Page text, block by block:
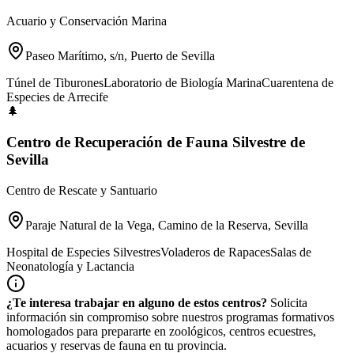
Acuario y Conservación Marina
Paseo Marítimo, s/n, Puerto de Sevilla
Túnel de TiburonesLaboratorio de Biología MarinaCuarentena de
Especies de Arrecife
🌲
Centro de Recuperación de Fauna Silvestre de
Sevilla
Centro de Rescate y Santuario
Paraje Natural de la Vega, Camino de la Reserva, Sevilla
Hospital de Especies SilvestresVoladeros de RapacesSalas de
Neonatología y Lactancia
¿Te interesa trabajar en alguno de estos centros? Solicita
información sin compromiso sobre nuestros programas formativos
homologados para prepararte en zoológicos, centros ecuestres,
acuarios y reservas de fauna en tu provincia.